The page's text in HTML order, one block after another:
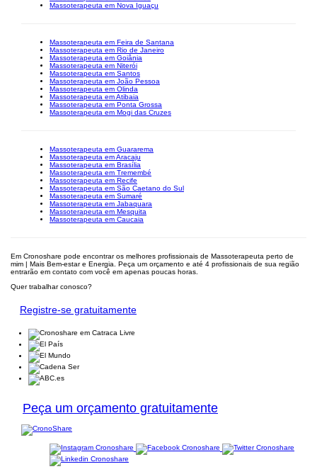
Massoterapeuta em Nova Iguaçu
Massoterapeuta em Feira de Santana
Massoterapeuta em Rio de Janeiro
Massoterapeuta em Goiânia
Massoterapeuta em Niterói
Massoterapeuta em Santos
Massoterapeuta em João Pessoa
Massoterapeuta em Olinda
Massoterapeuta em Atibaia
Massoterapeuta em Ponta Grossa
Massoterapeuta em Mogi das Cruzes
Massoterapeuta em Guararema
Massoterapeuta em Aracaju
Massoterapeuta em Brasília
Massoterapeuta em Tremembé
Massoterapeuta em Recife
Massoterapeuta em São Caetano do Sul
Massoterapeuta em Sumaré
Massoterapeuta em Jabaquara
Massoterapeuta em Mesquita
Massoterapeuta em Caucaia
Em Cronoshare pode encontrar os melhores profissionais de Massoterapeuta perto de
mim | Mais Bem-estar e Energia. Peça um orçamento e até 4 profissionais de sua região
entrarão em contato com você em apenas poucas horas.
Quer trabalhar conosco?
Registre-se gratuitamente
Peça um orçamento gratuitamente